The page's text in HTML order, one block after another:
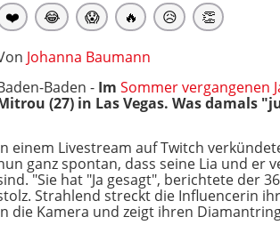
❤️ 😂 😱 🔥 😥 👏
Johanna Baumann
Baden - Im Sommer vergangenen
(27) in Las Vegas. Was
einem Livestream auf Twitch
ganz spontan, dass seine Lia und er
"Sie hat "Ja gesagt", berichtete der
Strahlend streckt die Influencerin
die Kamera und zeigt ihren